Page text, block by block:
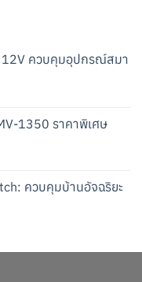
12V ควบคุมอุปกรณ์สมา
1350 ราคาพิเศษ
ควบคุมบ้านอัจฉริยะ